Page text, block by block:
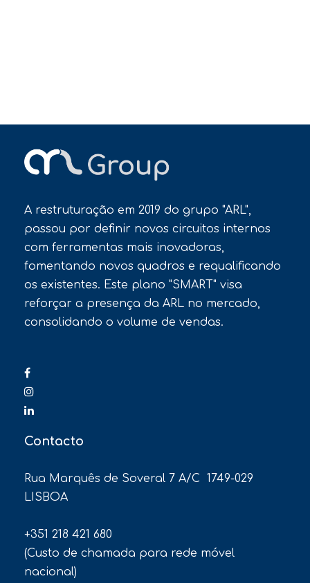
A restruturação em 2019 do grupo "ARL",
passou por definir novos circuitos internos
com ferramentas mais inovadoras,
fomentando novos quadros e requalificando
os existentes. Este plano "SMART" visa
reforçar a presença da ARL no mercado,
consolidando o volume de vendas.
Contacto
Rua Marquês de Soveral 7 A/C 1749-029
LISBOA
+351 218 421 680
(Custo de chamada para rede móvel
nacional)